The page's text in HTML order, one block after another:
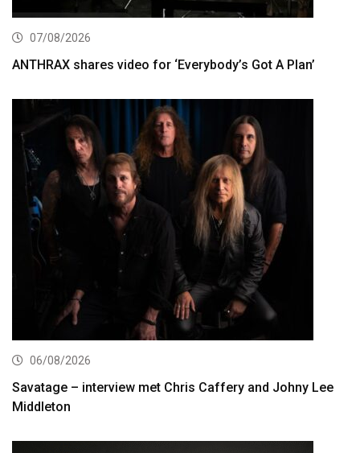
07/08/2026
ANTHRAX shares video for ‘Everybody’s Got A Plan’
06/08/2026
Savatage – interview met Chris Caffery and Johny Lee
Middleton